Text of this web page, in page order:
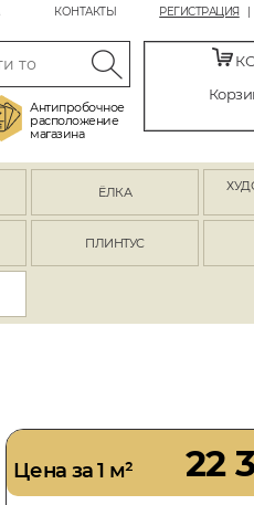
РЕГИСТРАЦИЯ
КОНТАКТЫ
Антипробочное
расположение
магазина
ЁЛКА
ПЛИНТУС
Цена за 1 м² 22